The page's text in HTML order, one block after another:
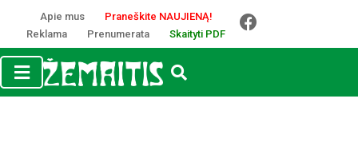
Apie mus
Praneškite NAUJIENĄ!
Reklama
Prenumerata Skaityti PDF